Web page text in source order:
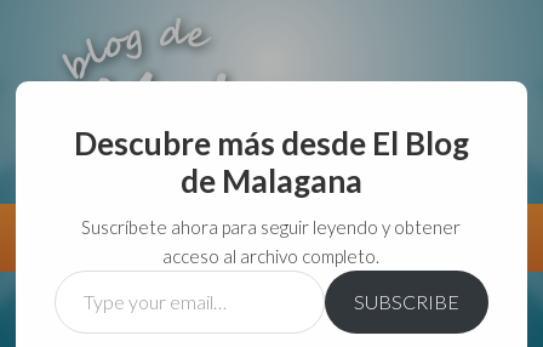
aunque lo haga de malas lo hago....
Información Directorio VivirGuadalajara
Descubre más desde El Blog
de Malagana
Suscríbete ahora para seguir leyendo y obtener
acceso al archivo completo.
Type
your
SUBSCRIBE